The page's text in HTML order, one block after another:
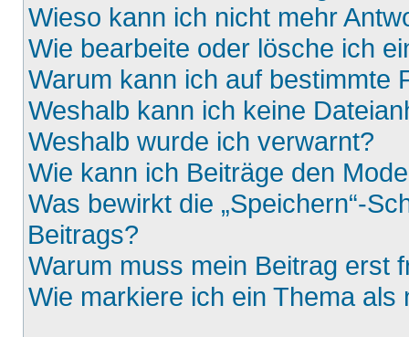
Wieso kann ich nicht mehr
Wie bearbeite oder lösche ich
Warum kann ich auf bestimmte
Weshalb kann ich keine
Weshalb wurde ich verwarnt?
Wie kann ich Beiträge den
Was bewirkt die „Speichern“-
Beitrags?
Warum muss mein Beitrag erst
Wie markiere ich ein Thema als